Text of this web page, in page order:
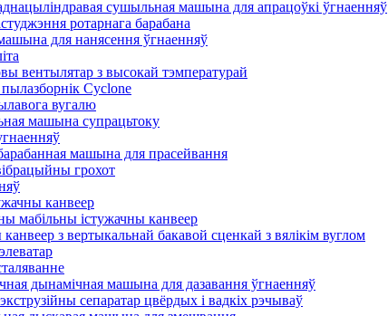
сушыльная машына для апрацоўкі ўгнаенняў
ротарнага барабана
для нанясення ўгнаенняў
вентылятар з высокай тэмпературай
Cyclone
вугалю
машына супрацьтоку
машына для прасейвання
грохот
канвеер
мабільны істужачны канвеер
з вертыкальнай бакавой сценкай з вялікім вуглом
дынамічная машына для дазавання ўгнаенняў
сепаратар цвёрдых і вадкіх рэчываў